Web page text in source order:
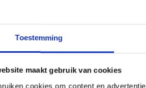
Toestemming
maakt gebruik van cookies
cookies om content en